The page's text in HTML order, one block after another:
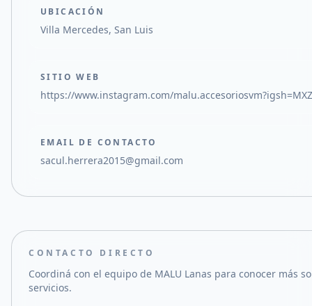
UBICACIÓN
Villa Mercedes, San Luis
SITIO WEB
https://www.instagram.com/
EMAIL DE CONTACTO
sacul.herrera2015@gmail.com
CONTACTO DIRECTO
Coordiná con el equipo de MALU Lanas para conocer más
servicios.